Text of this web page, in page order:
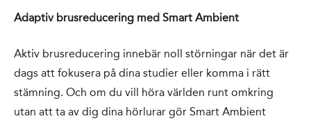
Adaptiv brusreducering med Smart Ambient
Aktiv brusreducering innebär noll störningar när det är
dags att fokusera på dina studier eller komma i rätt
stämning. Och om du vill höra världen runt omkring
utan att ta av dig dina hörlurar gör Smart Ambient